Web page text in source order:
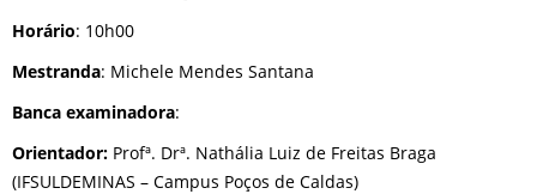
Horário: 10h00
Mestranda: Michele Mendes Santana
Banca examinadora:
Orientador: Profª. Drª. Nathália Luiz de Freitas Braga
(IFSULDEMINAS – Campus Poços de Caldas)